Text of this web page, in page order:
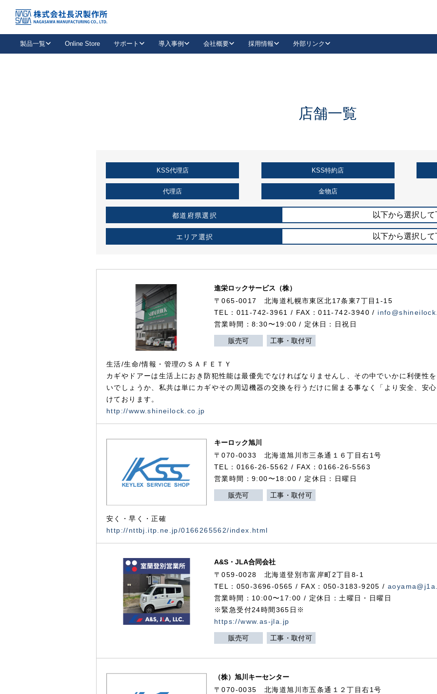
製品一覧
抗ウイルス・抗菌製品
キーレックスを品番からお探しいただけます。
Online Store サポート
取扱店情報
お役立ち情報
導入事例
企業様採用事例
会社概要 採用情報 外部リンク
LinkedIn
KSS加盟店・取扱店情報
店舗一覧
店舗一覧
KSS代理店 KSS特約店
代理店 金物店
都道府県選択 以下から選択し
エリア選択 以下から選択し
進栄ロックサービス（株）
〒065-0017 北海道札幌市東区北17条東7丁目1-15
TEL：011-742-3961 / FAX：011-742-3940 /
営業時間：8:30〜19:00 / 定休日：日祝日
販売可 工事・取付可
生活/生命/情報・管理のＳＡＦＥＴＹ
カギやドアーは生活上におき防犯性能は最優先でなければなりませんし、その中でいかに利便性
いでしょうか、私共は単にカギやその周辺機器の交換を行うだけに留まる事なく「より安全、安
けております。
http://www.shineilock.co.jp
キーロック旭川
〒070-0033 北海道旭川市三条通１６丁目右1号
TEL：0166-26-5562 / FAX：0166-26-5563
営業時間：9:00〜18:00 / 定休日：日曜日
販売可 工事・取付可
安く・早く・正確
http://nttbj.itp.ne.jp/0166265562/index.html
A&S・JLA合同会社
〒059-0028北海道登別市富岸町2丁目 8-1
TEL：050-3696-0565 / FAX：050-3183-9205 /
営業時間：10:00〜17:00 / 定休日：土曜日・日曜日
※緊急受付24時間365日※
https://www.as-jla.jp
販売可 工事・取付可
（株）旭川キーセンター
〒070-0035 北海道旭川市五条通１２丁目右1号